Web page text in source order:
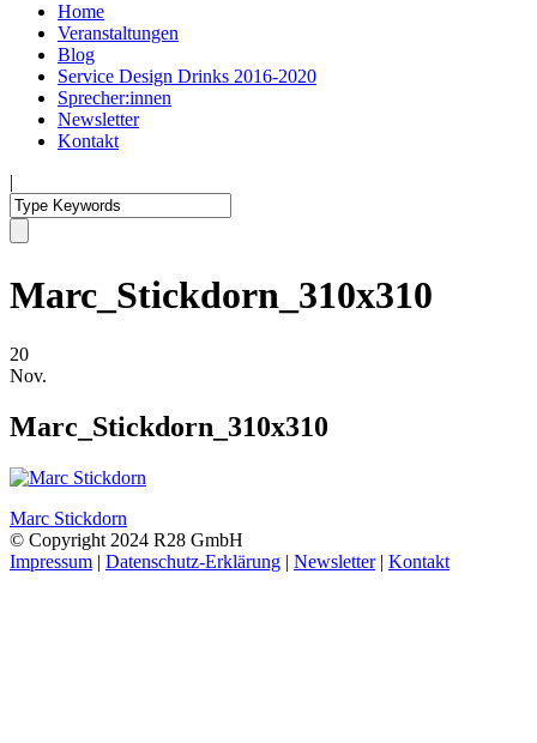
Home
Veranstaltungen
Blog
Service Design Drinks 2016-2020
Sprecher:innen
Newsletter
Kontakt
|
Marc_Stickdorn_310x310
20
Nov.
Marc_Stickdorn_310x310
Marc Stickdorn
© Copyright 2024 R28 GmbH
Impressum | Datenschutz-Erklärung | Newsletter| Kontakt